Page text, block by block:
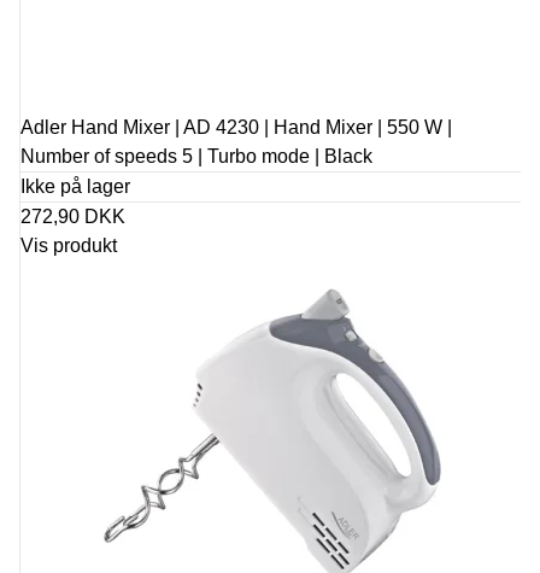
Adler Hand Mixer | AD 4230 | Hand Mixer | 550 W |
Number of speeds 5 | Turbo mode | Black
Ikke på lager
272,90 DKK
Vis produkt